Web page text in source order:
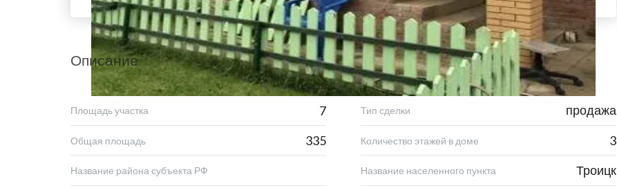
Описание
Площадь участка 7 Тип сделки продажа
Общая площадь 335 Количество этажей в доме 3
Название района субъекта РФ Название населенного пункта Троицк